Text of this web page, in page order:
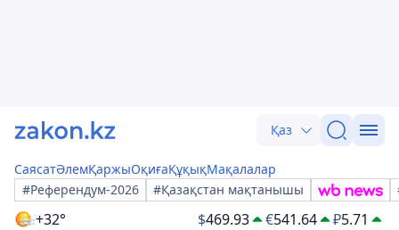
Қаз
СаясатӘлемҚаржыОқиғаҚұқықМақалалар
#Референдум-2026
#Қазақстан мақтанышы
+32° $469.93 €541.64 ₽5.71